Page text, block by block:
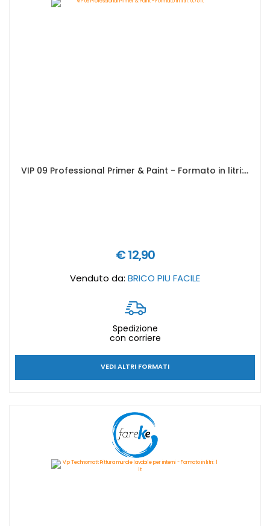
VIP 09 Professional Primer & Paint - Formato in litri: 0,75 lt
€ 12,90
Venduto da: BRICO PIU FACILE
Spedizione
con corriere
VEDI ALTRI FORMATI